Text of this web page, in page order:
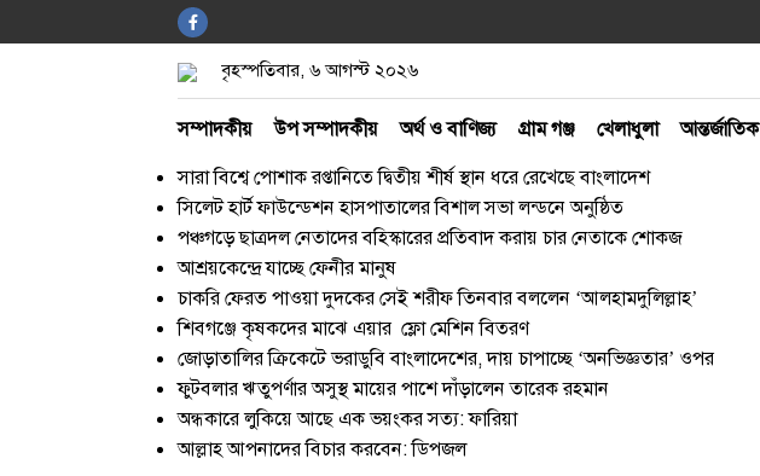
বৃহস্পতিবার, ৬ আগস্ট ২০২৬
সম্পাদকীয় উপ সম্পাদকীয় অর্থ ও বাণিজ্য গ্রাম গঞ্জ খেলাধুলা আন্তর্জাতিক
সারা বিশ্বে পোশাক রপ্তানিতে দ্বিতীয় শীর্ষ স্থান ধরে রেখেছে বাংলাদেশ
সিলেট হার্ট ফাউন্ডেশন হাসপাতালের বিশাল সভা লন্ড‌নে অনুষ্ঠিত
পঞ্চগড়ে ছাত্রদল নেতাদের বহিস্কারের প্রতিবাদ করায় চার নেতাকে শোকজ
আশ্রয়কেন্দ্রে যাচ্ছে ফেনীর মানুষ
চাকরি ফেরত পাওয়া দুদকের সেই শরীফ তিনবার বললেন ‘আলহামদুলিল্লাহ’
শিবগঞ্জে কৃষকদের মাঝে এয়ার ফ্লো মেশিন বিতরণ
জোড়াতালির ক্রিকেটে ভরাডুবি বাংলাদেশের, দায় চাপাচ্ছে ‘অনভিজ্ঞতার’ ওপর
ফুটবলার ঋতুপর্ণার অসুস্থ মায়ের পাশে দাঁড়ালেন তারেক রহমান
অন্ধকারে লুকিয়ে আছে এক ভয়ংকর সত্য: ফারিয়া
আল্লাহ আপনাদের বিচার করবেন: ডিপজল